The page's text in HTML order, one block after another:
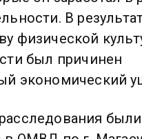
В
физической
был причинен
экономический
были